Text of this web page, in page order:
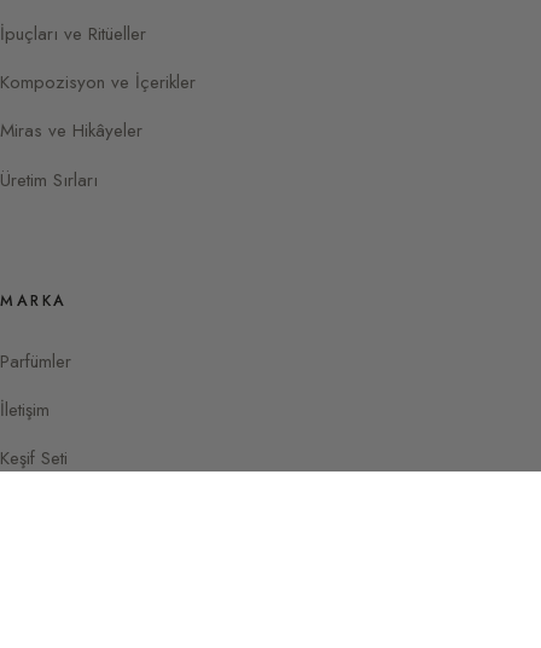
İpuçları ve Ritüeller
Kompozisyon ve İçerikler
Miras ve Hikâyeler
Üretim Sırları
MARKA
Parfümler
İletişim
Keşif Seti